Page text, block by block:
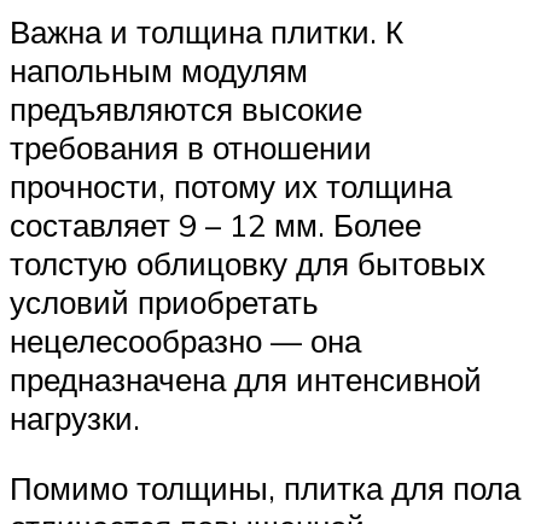
Важна и толщина плитки. К
напольным модулям
предъявляются высокие
требования в отношении
прочности, потому их толщина
составляет 9 – 12 мм. Более
толстую облицовку для бытовых
условий приобретать
нецелесообразно — она
предназначена для интенсивной
нагрузки.
Помимо толщины, плитка для пола